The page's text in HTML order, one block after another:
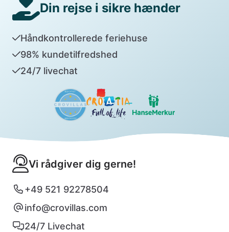
Din rejse i sikre hænder
Håndkontrollerede feriehuse
98% kundetilfredshed
24/7 livechat
Vi rådgiver dig gerne!
+49 521 92278504
info@crovillas.com
24/7 Livechat